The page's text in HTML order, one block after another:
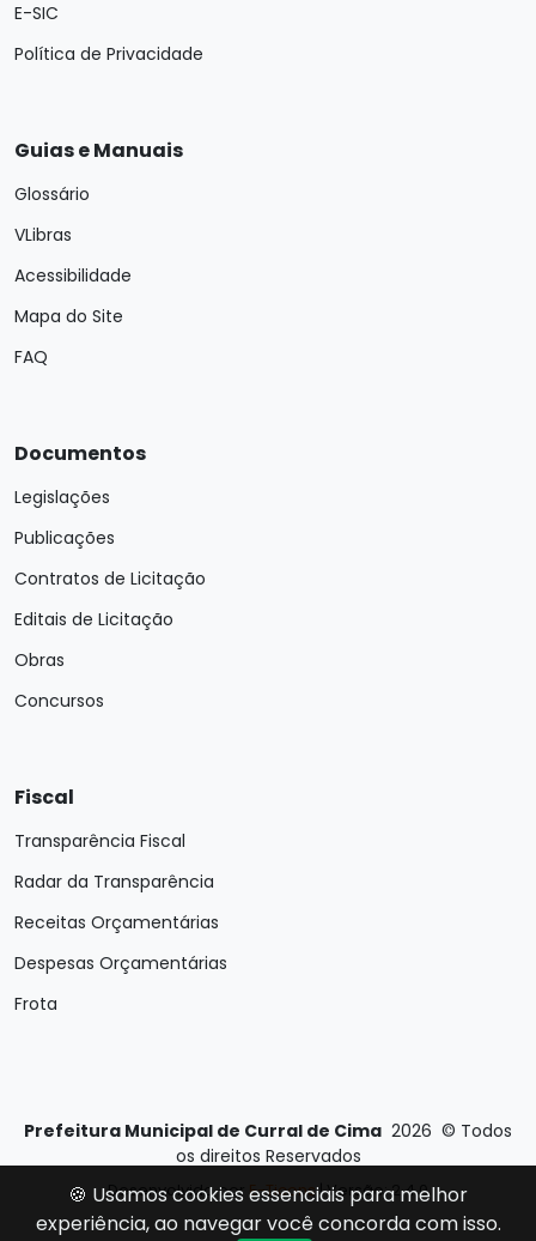
E-SIC
Política de Privacidade
Guias e Manuais
Glossário
VLibras
Acessibilidade
Mapa do Site
FAQ
Documentos
Legislações
Publicações
Contratos de Licitação
Editais de Licitação
Obras
Concursos
Fiscal
Transparência Fiscal
Radar da Transparência
Receitas Orçamentárias
Despesas Orçamentárias
Frota
Prefeitura Municipal de Curral de Cima 2026 © Todos
os direitos Reservados
Desenvolvido por E-Ticons| Versão: 2.4.0
🍪 Usamos cookies essenciais para melhor
experiência, ao navegar você concorda com isso.